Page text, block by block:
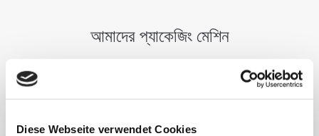
Diese Webseite verwendet Cookies
আমাদের প্যাকেজিং মেশিন